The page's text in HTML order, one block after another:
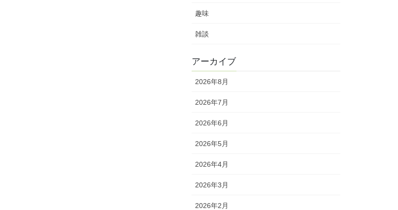
趣味
雑談
アーカイブ
2026年8月
2026年7月
2026年6月
2026年5月
2026年4月
2026年3月
2026年2月